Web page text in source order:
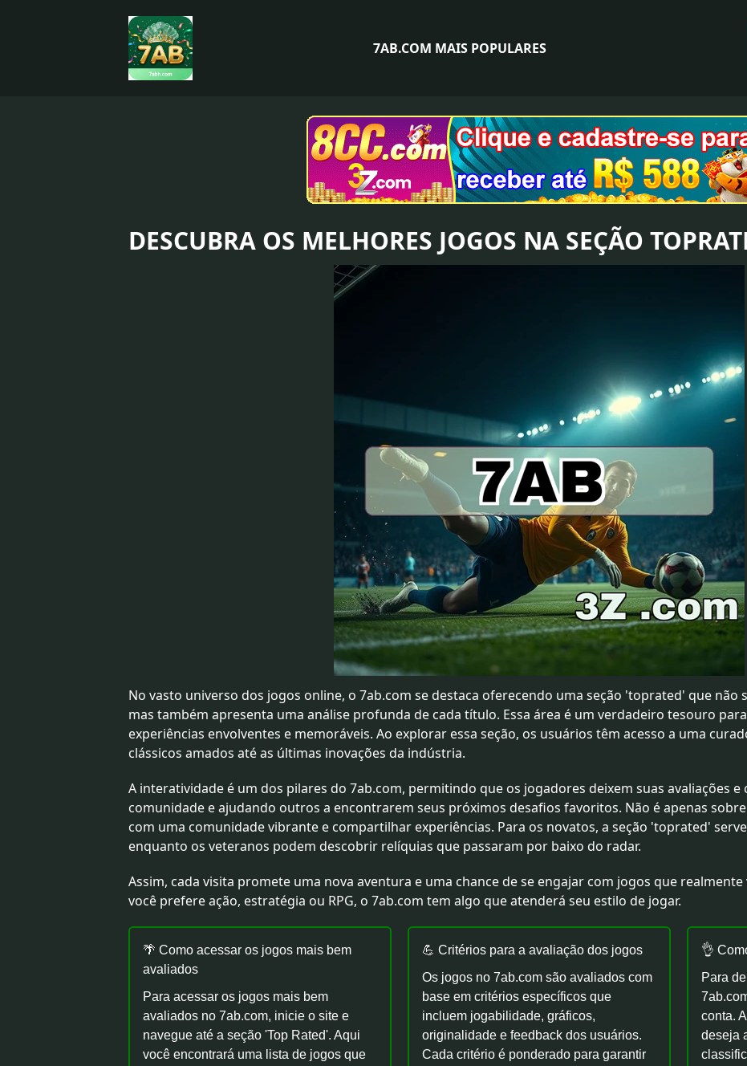
7AB.COM MAIS POPULARES
DESCUBRA OS MELHORES JOGOS NA SEÇÃO
No vasto universo dos jogos online, o 7ab.com se destaca oferecendo uma seção 'toprated' que não
mas também apresenta uma análise profunda de cada título. Essa área é um verdadeiro tesouro
experiências envolventes e memoráveis. Ao explorar essa seção, os usuários têm acesso a uma
clássicos amados até as últimas inovações da indústria.
A interatividade é um dos pilares do 7ab.com, permitindo que os jogadores deixem suas avaliações
comunidade e ajudando outros a encontrarem seus próximos desafios favoritos. Não é apenas
com uma comunidade vibrante e compartilhar experiências. Para os novatos, a seção 'toprated'
enquanto os veteranos podem descobrir relíquias que passaram por baixo do radar.
Assim, cada visita promete uma nova aventura e uma chance de se engajar com jogos que
você prefere ação, estratégia ou RPG, o 7ab.com tem algo que atenderá seu estilo de jogar.
🌴 Como acessar os jogos mais bem
avaliados
Para acessar os jogos mais bem
avaliados no 7ab.com, inicie o site e
navegue até a seção 'Top Rated'. Aqui
você encontrará uma lista de jogos que
💪 Critérios para a avaliação dos jogos
Os jogos no 7ab.com são avaliados com
base em critérios específicos que
incluem jogabilidade, gráficos,
originalidade e feedback dos usuários.
Cada critério é ponderado para garantir
👌
Para
conta.
deseja